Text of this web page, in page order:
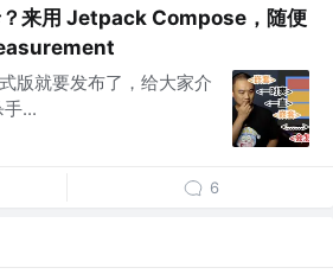
来用 Jetpack Compose，随便
版就要发布了，给大家介
...
6